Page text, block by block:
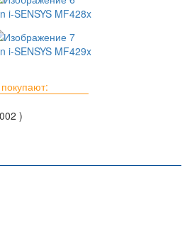
i-SENSYS MF428x
i-SENSYS MF429x
)